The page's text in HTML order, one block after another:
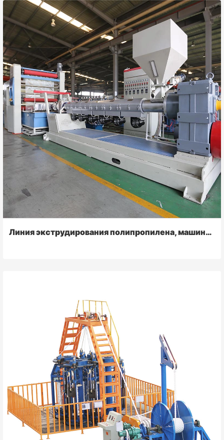
Линия экструдирования полипропилена, машина для производства рафии